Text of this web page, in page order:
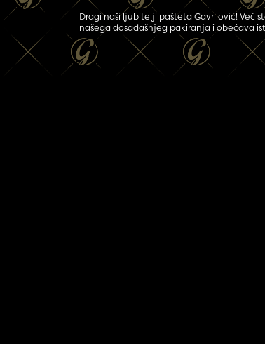
Dragi naši ljubitelji pašteta Gavrilović! Već
našega dosadašnjeg pakiranja i obećava